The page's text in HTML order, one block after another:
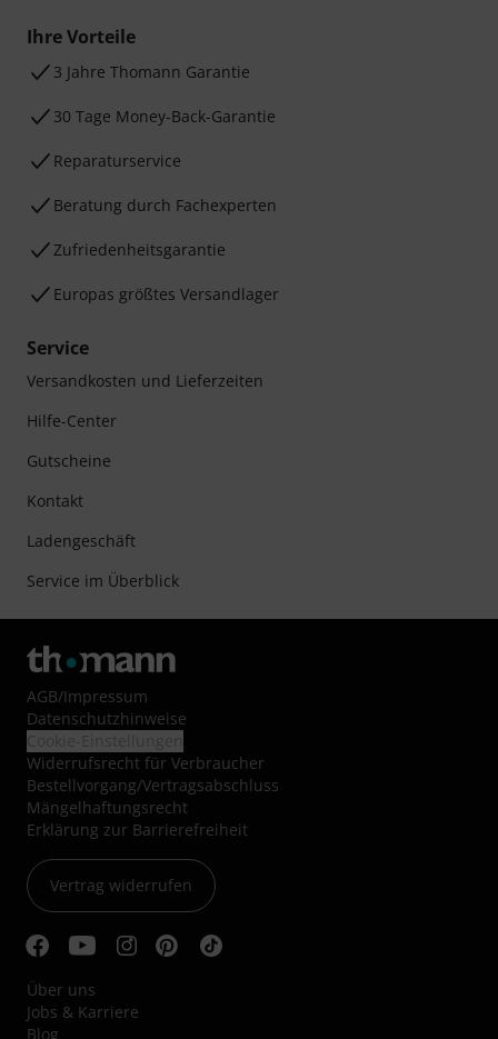
Ihre Vorteile
3 Jahre Thomann Garantie
30 Tage Money-Back-Garantie
Reparaturservice
Beratung durch Fachexperten
Zufriedenheitsgarantie
Europas größtes Versandlager
Service
Versandkosten und Lieferzeiten
Hilfe-Center
Gutscheine
Kontakt
Ladengeschäft
Service im Überblick
AGB/Impressum
Datenschutzhinweise
Widerrufsrecht für Verbraucher
Bestellvorgang/Vertragsabschluss
Mängelhaftungsrecht
Erklärung zur Barrierefreiheit
Vertrag widerrufen
Über uns
Jobs & Karriere
Blog